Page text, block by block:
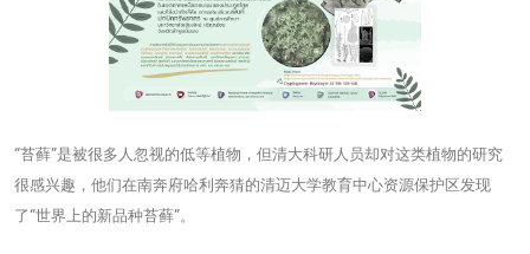
“苔藓”是被很多人忽视的低等植物，但清大科研人员却对这类植物的研究
很感兴趣，他们在南奔府哈利奔猜的清迈大学教育中心资源保护区发现
了“世界上的新品种苔藓”。